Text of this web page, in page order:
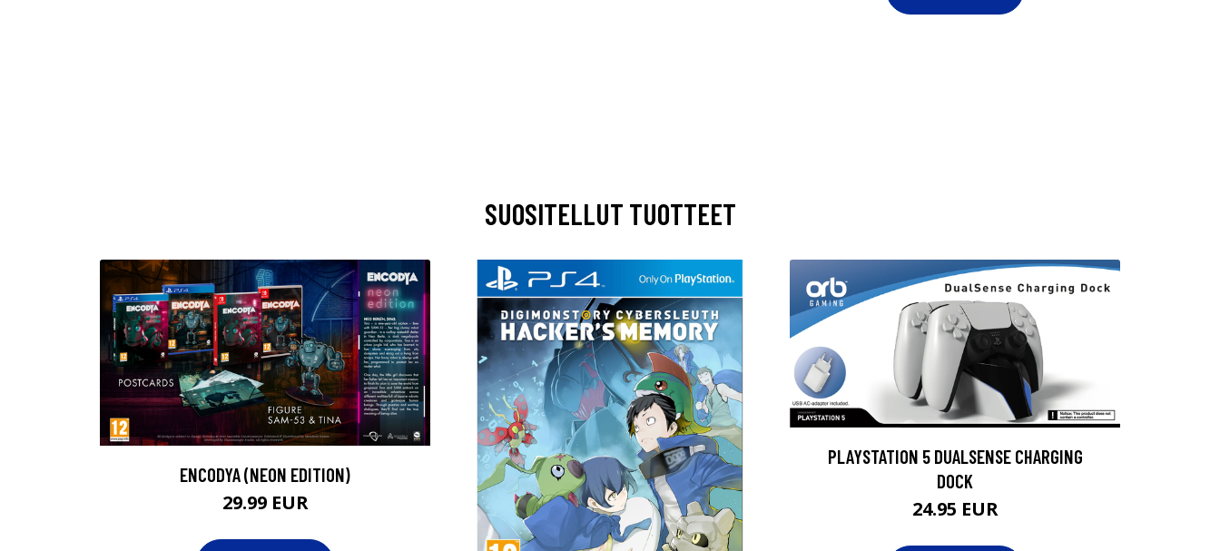
SUOSITELLUT TUOTTEET
ENCODYA (NEON EDITION)
29.99 EUR
PLAYSTATION 5 DUALSENSE CHARGING
DOCK
24.95 EUR